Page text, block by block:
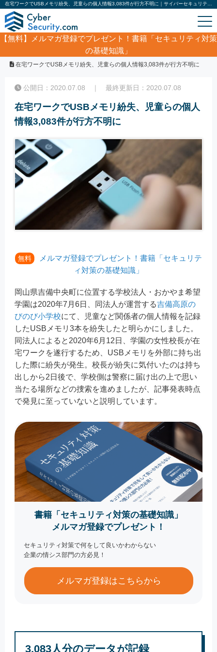
【無料】
メルマガ登録でプレゼント！書籍「セキュリティ対策
の基礎知識」
サイバーセキュリティ・情報漏洩ニュース
在宅ワークでUSBメモリ紛失、児童らの個人情報3,083件が行方不明に
公開日：2020.07.08 ｜ 最終更新日：2020.07.08
在宅ワークでUSBメモリ紛失、児童らの個人
情報3,083件が行方不明に
無料
メルマガ登録でプレゼント！書籍「セキュリテ
ィ対策の基礎知識」
岡山県吉備中央町に位置する学校法人・おかやま希望
学園は2020年7月6日、同法人が運営する吉備高原の
びのび小学校にて、児童など関係者の個人情報を記録
したUSBメモリ3本を紛失したと明らかにしました。
同法人によると2020年6月12日、学園の女性校長が在
宅ワークを遂行するため、USBメモリを外部に持ち出
した際に紛失が発生。校長が紛失に気付いたのは持ち
出しから2日後で、学校側は警察に届け出の上で思い
当たる場所などの捜索を進めましたが、記事発表時点
で発見に至っていないと説明しています。
書籍「セキュリティ対策の基礎知識」
メルマガ登録でプレゼント！
セキュリティ対策で何をして良いかわからない
企業の情シス部門の方必見！
メルマガ登録はこちらから
3,083人分のデータが記録